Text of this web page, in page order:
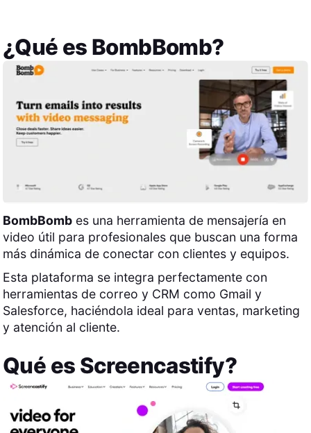
¿Qué es BombBomb?
BombBomb es una herramienta de mensajería en
video útil para profesionales que buscan una forma
más dinámica de conectar con clientes y equipos.
Esta plataforma se integra perfectamente con
herramientas de correo y CRM como Gmail y
Salesforce, haciéndola ideal para ventas, marketing
y atención al cliente.
Qué es Screencastify?